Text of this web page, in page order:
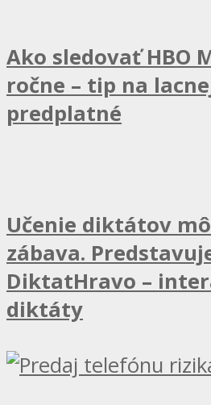
Ako sledovať HBO
ročne – tip na
predplatné
Učenie diktátov
zábava.
DiktatHravo –
diktáty